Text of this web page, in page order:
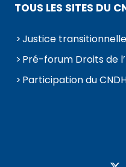
TOUS LES SITES DU
Justice transitionnelle
Pré-forum Droits de
Participation du